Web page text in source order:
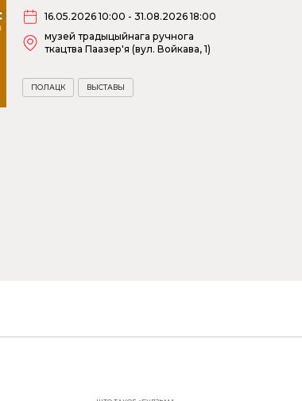
16.05.2026 10:00 - 31.08.2026 18:00
музей традыцыйнага ручнога
ткацтва Паазер'я (вул. Войкава, 1)
ПОЛАЦК ВЫСТАВЫ